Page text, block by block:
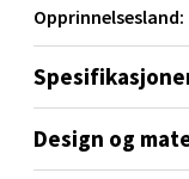
Opprinnelsesland:
Design og
Åpent i dag
0 i butikk